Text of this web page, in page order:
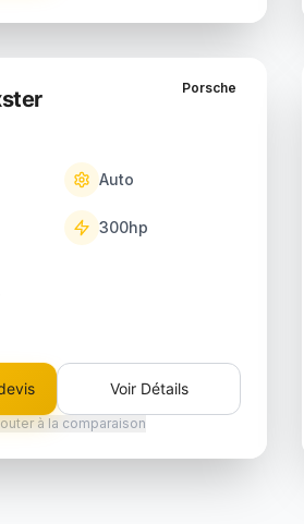
Porsche
Auto
300hp
Voir Détails
à la comparaison